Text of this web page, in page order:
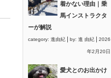
着かない理由｜乗
馬インストラクタ
ーが解説
category: 進由紀 by: 進 由紀 2026
年2月20日
愛犬とのお出かけ